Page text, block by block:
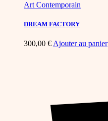
Art Contemporain
DREAM FACTORY
300,00 € Ajouter au panier